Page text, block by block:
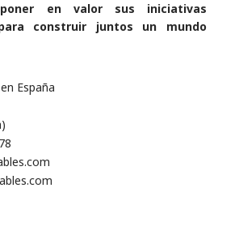
en valor sus iniciativas
construir juntos un mundo
España